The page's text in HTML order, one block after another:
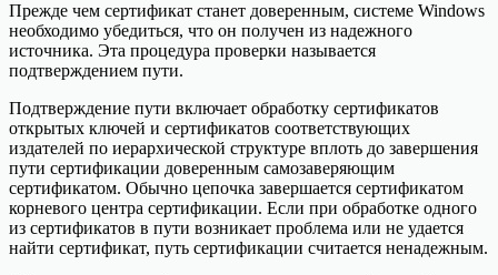
Прежде чем сертификат станет доверенным, системе Windows
необходимо убедиться, что он получен из надежного
источника. Эта процедура проверки называется
подтверждением пути.
Подтверждение пути включает обработку сертификатов
открытых ключей и сертификатов соответствующих
издателей по иерархической структуре вплоть до завершения
пути сертификации доверенным самозаверяющим
сертификатом. Обычно цепочка завершается сертификатом
корневого центра сертификации. Если при обработке одного
из сертификатов в пути возникает проблема или не удается
найти сертификат, путь сертификации считается ненадежным.